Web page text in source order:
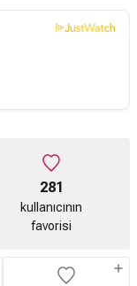
281
kullanıcının
favorisi